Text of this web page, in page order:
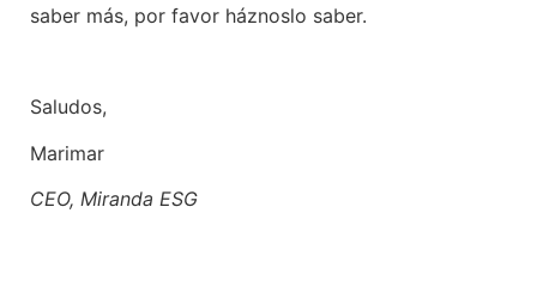
saber más, por favor háznoslo saber.
Saludos,
Marimar
CEO, Miranda ESG